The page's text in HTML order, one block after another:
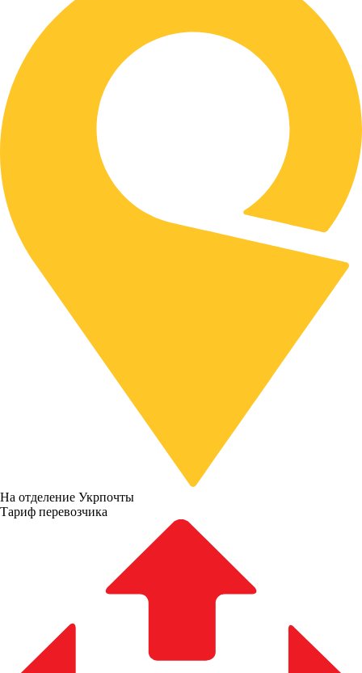
На отделение Укрпочты
Тариф перевозчика